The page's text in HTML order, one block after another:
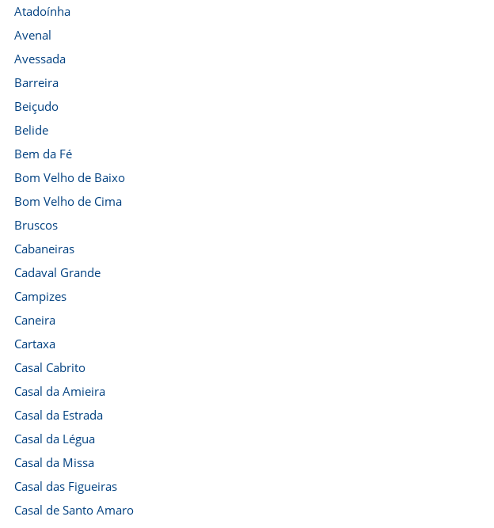
Atadoínha
Avenal
Avessada
Barreira
Beiçudo
Belide
Bem da Fé
Bom Velho de Baixo
Bom Velho de Cima
Bruscos
Cabaneiras
Cadaval Grande
Campizes
Caneira
Cartaxa
Casal Cabrito
Casal da Amieira
Casal da Estrada
Casal da Légua
Casal da Missa
Casal das Figueiras
Casal de Santo Amaro